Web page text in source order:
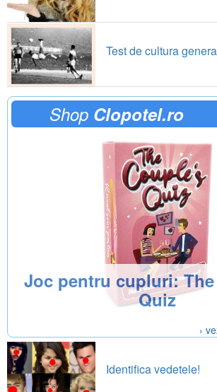
Test de cultura
Shop Clopotel.ro
Joc pentru cupluri:
Quiz
›
Identifica vedetele!